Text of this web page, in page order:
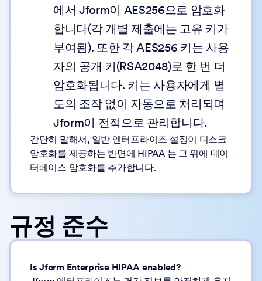
에서 Jform이 AES256으로 암호화
합니다(각 개별 제출에는 고유 키가
부여됨). 또한 각 AES256 키는 사용
자의 공개 키(RSA2048)로 한 번 더
암호화됩니다. 키는 사용자에게 별
도의 조작 없이 자동으로 처리되며
Jform이 전적으로 관리합니다.
간단히 말해서, 일반 엔터프라이즈 설정이 디스크
암호화를 제공하는 반면에 HIPAA 는 그 위에 데이
터베이스 암호화를 추가합니다.
규정 준수
Is Jform Enterprise HIPAA enabled?